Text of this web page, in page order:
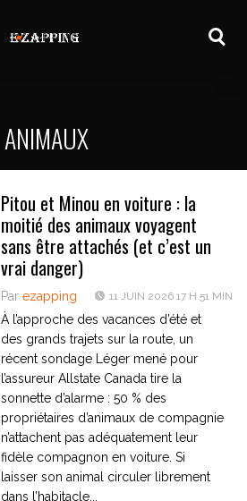
ANIMAUX
Pitou et Minou en voiture : la
moitié des animaux voyagent
sans être attachés (et c’est un
vrai danger)
Par ezapping 11 JUIN 2026 17 H 51 MIN
À l’approche des vacances d’été et
des grands trajets sur la route, un
récent sondage Léger mené pour
l’assureur Allstate Canada tire la
sonnette d’alarme : 50 % des
propriétaires d’animaux de compagnie
n’attachent pas adéquatement leur
fidèle compagnon en voiture. Si
laisser son animal circuler librement
dans l’habitacle...